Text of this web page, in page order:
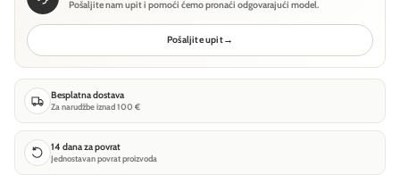
Pošaljite nam upit i pomoći ćemo pronaći odgovarajući model.
Pošaljite upit→
Besplatna dostava
Za narudžbe iznad 100 €
14 dana za povrat
Jednostavan povrat proizvoda